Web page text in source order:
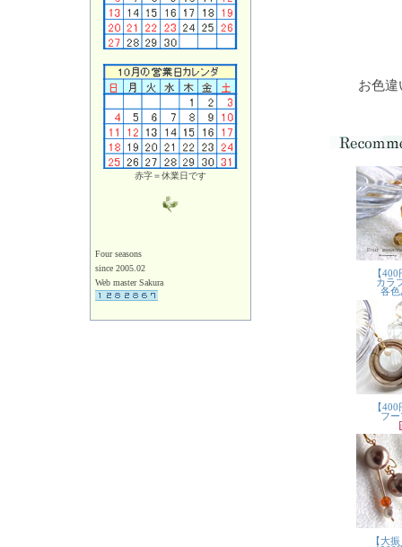
赤字＝休業日です
Four seasons
since 2005.02
Web master Sakura
お色